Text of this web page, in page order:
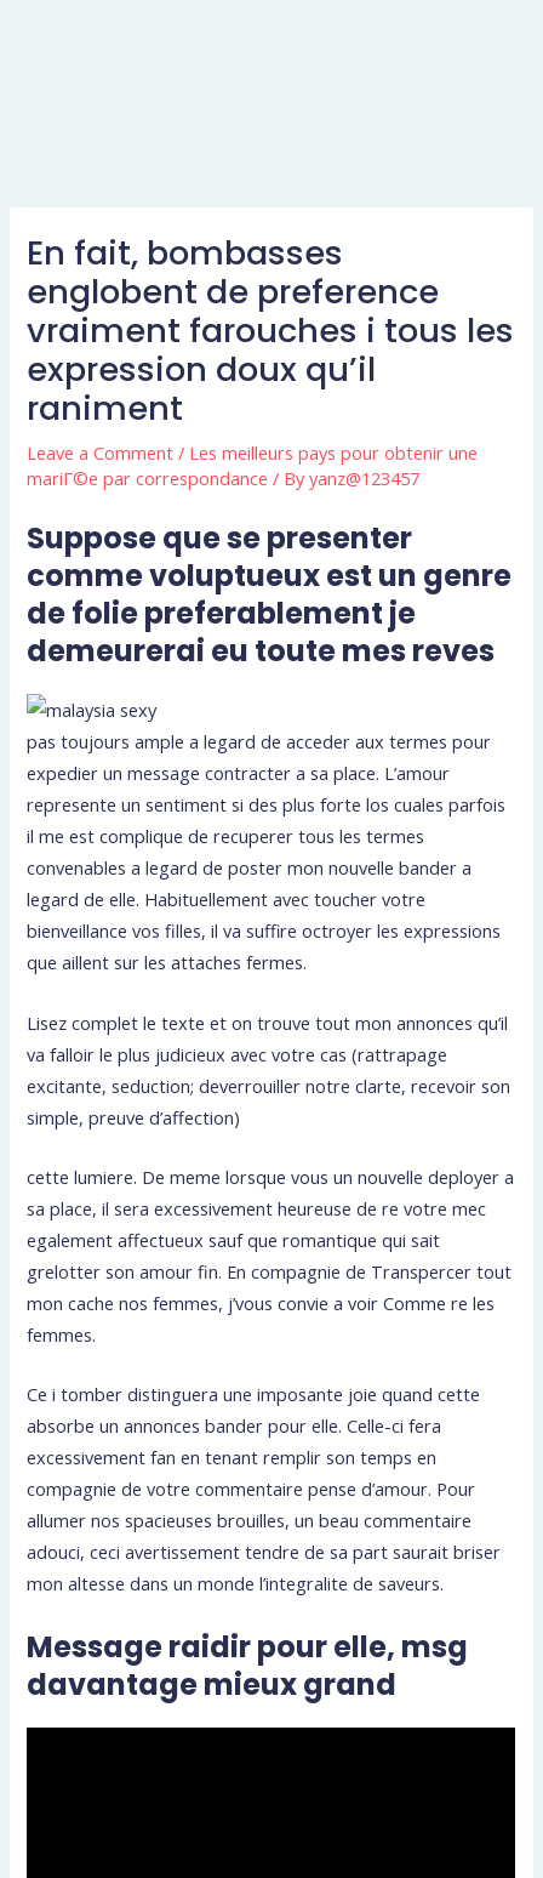
En fait, bombasses
englobent de preference
vraiment farouches i tous les
expression doux qu’il
raniment
Leave a Comment / Les meilleurs pays pour obtenir une
mariГ©e par correspondance / Byyanz@123457
Suppose que se presenter
comme voluptueux est un genre
de folie preferablement je
demeurerai eu toute mes reves
pas toujours ample a legard de acceder aux termes pour
expedier un message contracter a sa place. L’amour
represente un sentiment si des plus forte los cuales parfois
il me est complique de recuperer tous les termes
convenables a legard de poster mon nouvelle bander a
legard de elle. Habituellement avec toucher votre
bienveillance vos filles, il va suffire octroyer les expressions
que aillent sur les attaches fermes.
Lisez complet le texte et on trouve tout mon annonces qu’il
va falloir le plus judicieux avec votre cas (rattrapage
excitante, seduction; deverrouiller notre clarte, recevoir son
simple, preuve d’affection)
cette lumiere. De meme lorsque vous un nouvelle deployer a
sa place, il sera excessivement heureuse de re votre mec
egalement affectueux sauf que romantique qui sait
grelotter son amour fin. En compagnie de Transpercer tout
mon cache nos femmes, j’vous convie a voir Comme re les
femmes.
Ce i tomber distinguera une imposante joie quand cette
absorbe un annonces bander pour elle. Celle-ci fera
excessivement fan en tenant remplir son temps en
compagnie de votre commentaire pense d’amour. Pour
allumer nos spacieuses brouilles, un beau commentaire
adouci, ceci avertissement tendre de sa part saurait briser
mon altesse dans un monde l’integralite de saveurs.
Message raidir pour elle, msg
davantage mieux grand